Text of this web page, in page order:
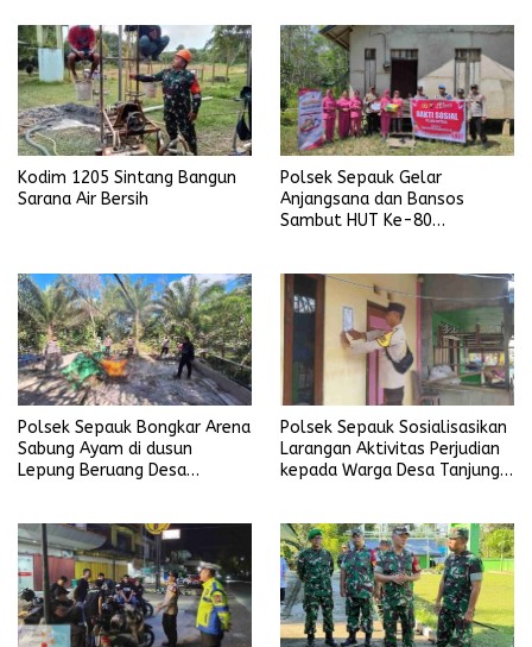
Kodim 1205 Sintang Bangun
Sarana Air Bersih
Polsek Sepauk Gelar
Anjangsana dan Bansos
Sambut HUT Ke-80
Polsek Sepauk Bongkar Arena
Sabung Ayam di dusun
Lepung Beruang Desa
Polsek Sepauk Sosialisasikan
Larangan Aktivitas Perjudian
kepada Warga Desa Tanjung